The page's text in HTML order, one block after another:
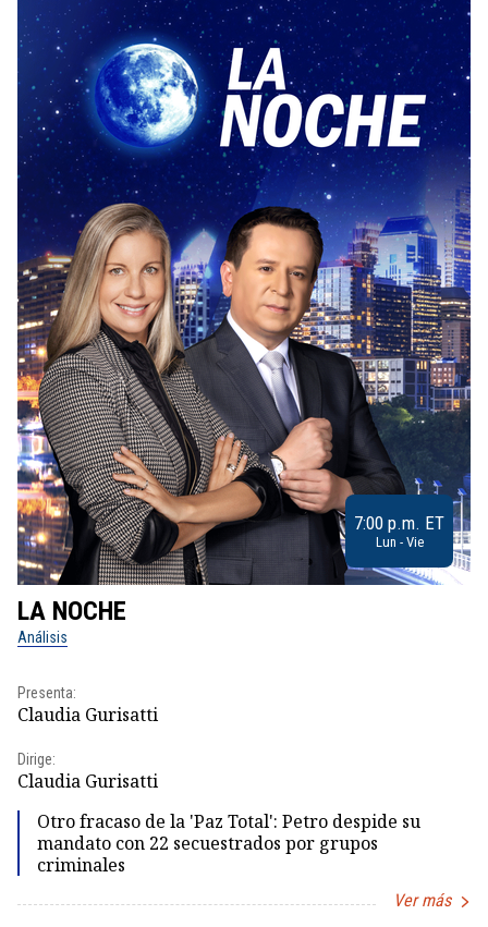
7:00 p.m. ET
Lun - Vie
LA NOCHE
Análisis
Presenta:
Claudia Gurisatti
Dirige:
Claudia Gurisatti
Otro fracaso de la 'Paz Total': Petro despide su
mandato con 22 secuestrados por grupos
criminales
Ver más